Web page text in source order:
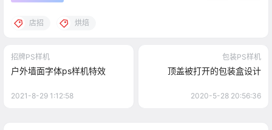
店招 烘焙
招牌PS样机
户外墙面字体ps样机特效
2021-8-29 1:12:58
包装PS样机
顶盖被打开的包装盒设计
2020-5-28 20:56:36